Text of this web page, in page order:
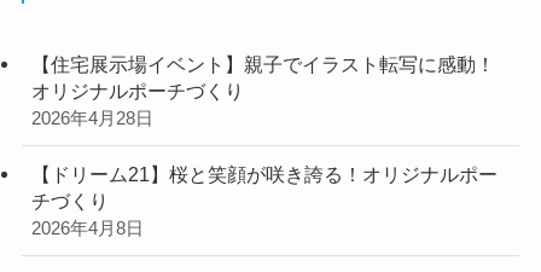
【住宅展示場イベント】親子でイラスト転写に感動！
オリジナルポーチづくり
2026年4月28日
【ドリーム21】桜と笑顔が咲き誇る！オリジナルポー
チづくり
2026年4月8日